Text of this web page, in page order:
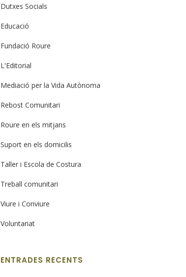
Dutxes Socials
Educació
Fundació Roure
L'Editorial
Mediació per la Vida Autònoma
Rebost Comunitari
Roure en els mitjans
Suport en els domicilis
Taller i Escola de Costura
Treball comunitari
Viure i Conviure
Voluntariat
ENTRADES RECENTS